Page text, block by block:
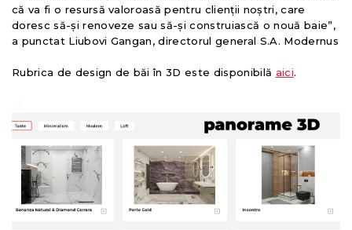
că va fi o resursă valoroasă pentru clienții noștri, care
doresc să-și renoveze sau să-și construiască o nouă baie”,
a punctat Liubovi Gangan, directorul general S.A. Modernus
Rubrica de design de băi în 3D este disponibilă aici.